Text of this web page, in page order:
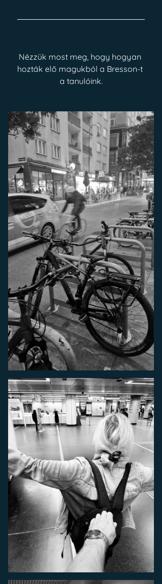
Nézzük most meg, hogy hogyan
hozták elő magukból a Bresson-t
a tanulóink.